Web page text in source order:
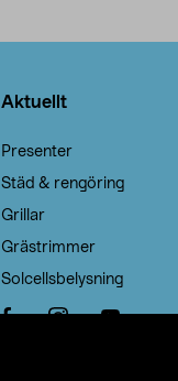
Aktuellt
Presenter
Städ & rengöring
Grillar
Grästrimmer
Solcellsbelysning